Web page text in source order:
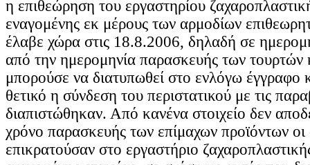
η επιθεώρηση του εργαστηρίου
εναγομένης εκ μέρους των αρμοδίων
έλαβε χώρα στις 18.8.2006, δηλαδή σε
από την ημερομηνία παρασκευής των τουρτών
μπορούσε να διατυπωθεί στο ενλόγω έγγραφο
θετικό η σύνδεση του περιστατικού με τις
διαπιστώθηκαν. Από κανένα στοιχείο δεν
χρόνο παρασκευής των επίμαχων προϊόντων
επικρατούσαν στο εργαστήριο